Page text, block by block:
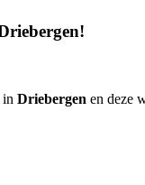
!
in Driebergen en deze